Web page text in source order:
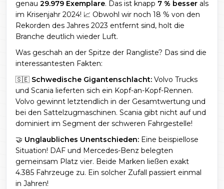
genau 29.979 Exemplare. Das ist knapp 7 % besser als
im Krisenjahr 2024! 📈 Obwohl wir noch 18 % von den
Rekorden des Jahres 2023 entfernt sind, holt die
Branche deutlich wieder Luft.
Was geschah an der Spitze der Rangliste? Das sind die
interessantesten Fakten:
🇸🇪 Schwedische Gigantenschlacht: Volvo Trucks
und Scania lieferten sich ein Kopf-an-Kopf-Rennen.
Volvo gewinnt letztendlich in der Gesamtwertung und
bei den Sattelzugmaschinen. Scania gibt nicht auf und
dominiert im Segment der schweren Fahrgestelle!
🤝 Unglaubliches Unentschieden: Eine beispiellose
Situation! DAF und Mercedes-Benz belegten
gemeinsam Platz vier. Beide Marken ließen exakt
4.385 Fahrzeuge zu. Ein solcher Zufall passiert einmal
in Jahren!